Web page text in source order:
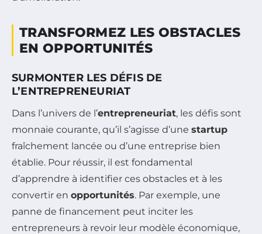
TRANSFORMEZ LES OBSTACLES
EN OPPORTUNITÉS
SURMONTER LES DÉFIS DE
L’ENTREPRENEURIAT
Dans l’univers de l’entrepreneuriat, les défis sont
monnaie courante, qu’il s’agisse d’une startup
fraîchement lancée ou d’une entreprise bien
établie. Pour réussir, il est fondamental
d’apprendre à identifier ces obstacles et à les
convertir en opportunités. Par exemple, une
panne de financement peut inciter les
entrepreneurs à revoir leur modèle économique,